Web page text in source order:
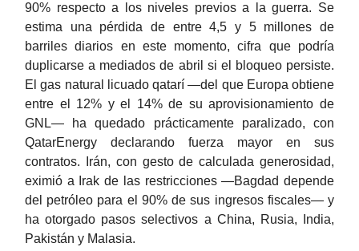
90% respecto a los niveles previos a la guerra. Se
estima una pérdida de entre 4,5 y 5 millones de
barriles diarios en este momento, cifra que podría
duplicarse a mediados de abril si el bloqueo persiste.
El gas natural licuado qatarí —del que Europa obtiene
entre el 12% y el 14% de su aprovisionamiento de
GNL— ha quedado prácticamente paralizado, con
QatarEnergy declarando fuerza mayor en sus
contratos. Irán, con gesto de calculada generosidad,
eximió a Irak de las restricciones —Bagdad depende
del petróleo para el 90% de sus ingresos fiscales— y
ha otorgado pasos selectivos a China, Rusia, India,
Pakistán y Malasia.